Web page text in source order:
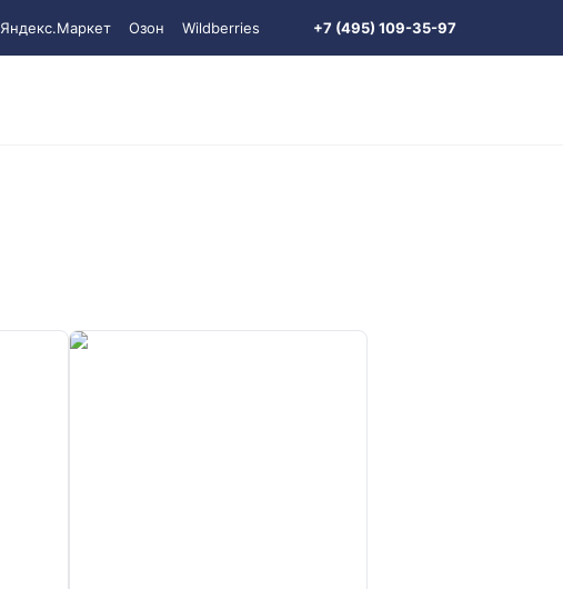
Яндекс.Маркет Озон Wildberries +7 (495) 109-35-97